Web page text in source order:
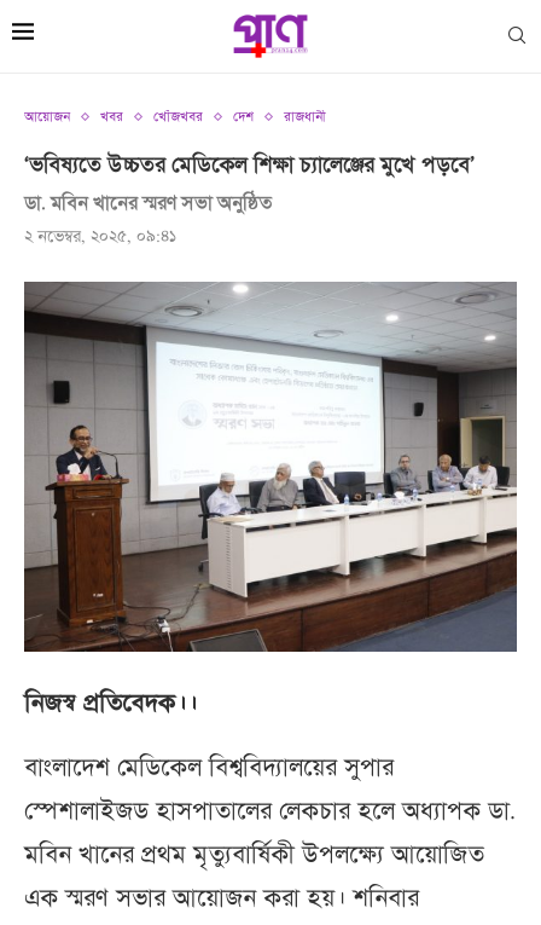
আয়োজন খবর খোঁজখবর দেশ রাজধানী
‘ভবিষ্যতে উচ্চতর মেডিকেল শিক্ষা চ্যালেঞ্জের মুখে পড়বে’
ডা. মবিন খানের স্মরণ সভা অনুষ্ঠিত
২ নভেম্বর, ২০২৫, ০৯:৪১
নিজস্ব প্রতিবেদক।।
বাংলাদেশ মেডিকেল বিশ্ববিদ্যালয়ের সুপার
স্পেশালাইজড হাসপাতালের লেকচার হলে অধ্যাপক ডা.
মবিন খানের প্রথম মৃত্যুবার্ষিকী উপলক্ষ্যে আয়োজিত
এক স্মরণ সভার আয়োজন করা হয়। শনিবার